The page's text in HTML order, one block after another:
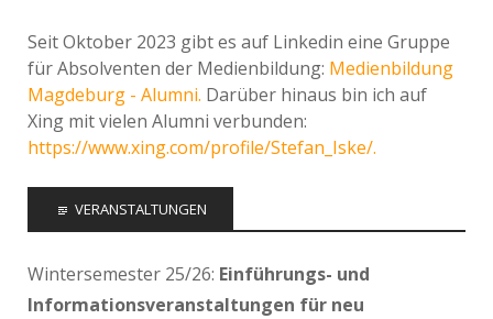
Seit Oktober 2023 gibt es auf Linkedin eine Gruppe
für Absolventen der Medienbildung: Medienbildung
Magdeburg - Alumni. Darüber hinaus bin ich auf
Xing mit vielen Alumni verbunden:
https://www.xing.com/profile/Stefan_Iske/.
VERANSTALTUNGEN
Wintersemester 25/26: Einführungs- und
Informationsveranstaltungen für neu